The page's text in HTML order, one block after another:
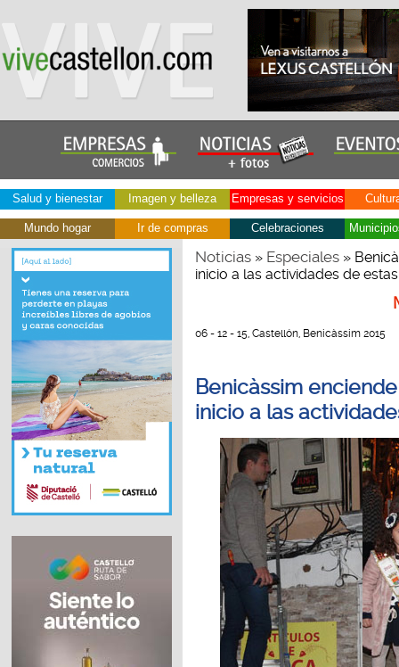
Salud y bienestar Imagen y belleza Empresas y servicios
Mundo hogar Ir de compras Celebraciones
Noticias» Especiales»
inicio a las actividades de
06 - 12 - 15, Castellón, Benicàssim 2015
Benicàssim
inicio a las